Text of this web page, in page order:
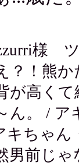
様
？！熊
が高く
ん。 / ア
キちゃん
男前じ